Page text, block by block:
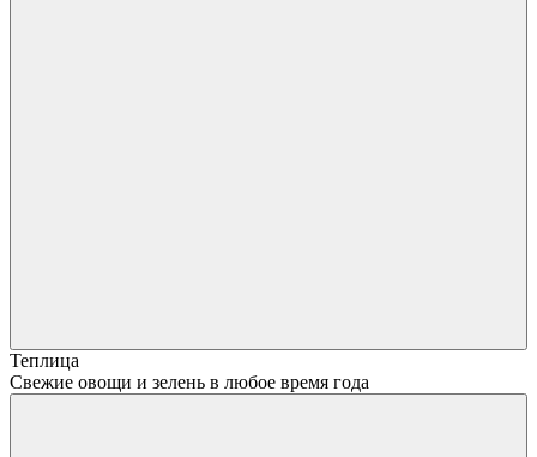
Теплица
Свежие овощи и зелень в любое время года